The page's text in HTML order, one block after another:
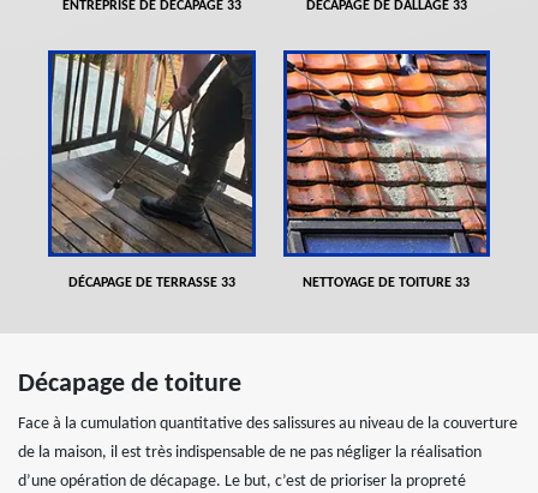
ENTREPRISE DE DÉCAPAGE 33 DÉCAPAGE DE DALLAGE 33
DÉCAPAGE DE TERRASSE 33 NETTOYAGE DE TOITURE 33
Décapage de toiture
Face à la cumulation quantitative des salissures au niveau de la couverture
de la maison, il est très indispensable de ne pas négliger la réalisation
d’une opération de décapage. Le but, c’est de prioriser la propreté